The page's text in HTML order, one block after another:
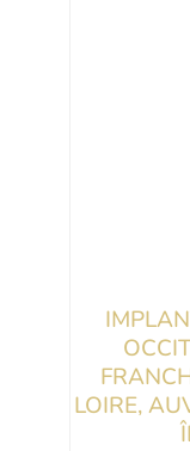
LOIRE,